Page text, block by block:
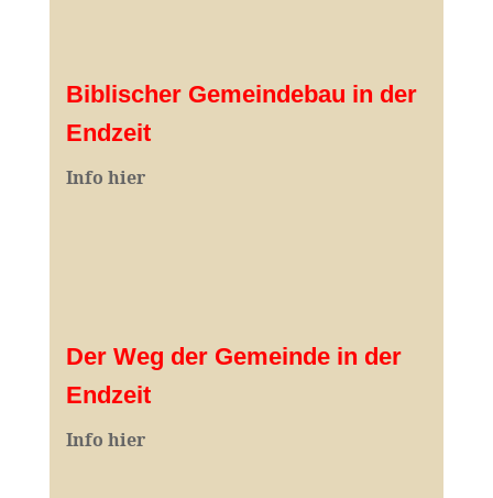
Biblischer Gemeindebau in der
Endzeit
Info hier
Der Weg der Gemeinde in der
Endzeit
Info hier